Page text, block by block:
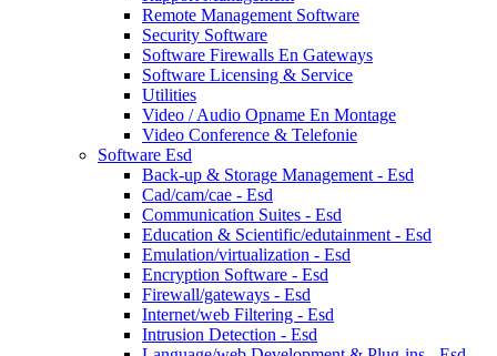
Remote Management Software
Security Software
Software Firewalls En Gateways
Software Licensing & Service
Utilities
Video / Audio Opname En Montage
Video Conference & Telefonie
Software Esd
Back-up & Storage Management - Esd
Cad/cam/cae - Esd
Communication Suites - Esd
Education & Scientific/edutainment - Esd
Emulation/virtualization - Esd
Encryption Software - Esd
Firewall/gateways - Esd
Internet/web Filtering - Esd
Intrusion Detection - Esd